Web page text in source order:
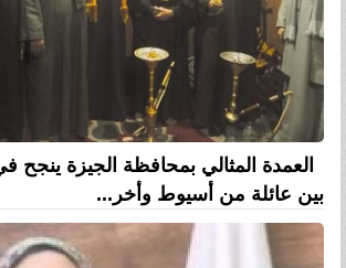
العمدة المثالي بمحافظة الجيزة
بين عائلة من أسيوط وأخر...